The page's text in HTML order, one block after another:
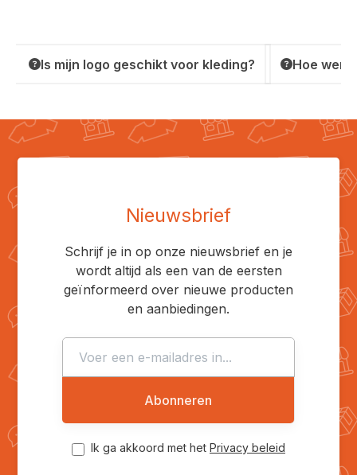
Is mijn logo geschikt voor kleding? Hoe
Nieuwsbrief
Schrijf je in op onze nieuwsbrief en je
wordt altijd als een van de eersten
geïnformeerd over nieuwe producten
en aanbiedingen.
Abonneren
Ik ga akkoord met het Privacy beleid